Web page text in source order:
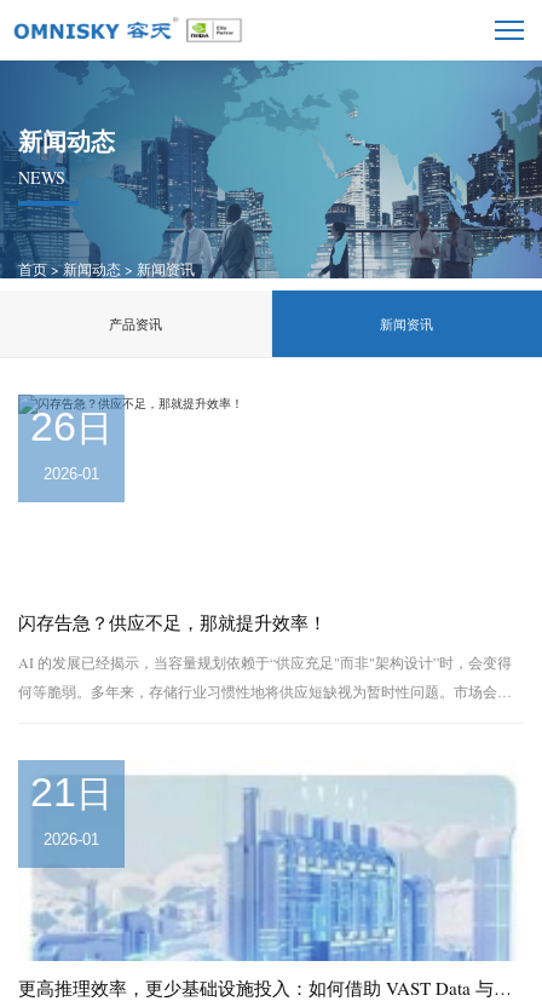
新闻动态
NEWS
首页>新闻动态> 新闻资讯
产品资讯 新闻资讯
26 日
2026-01
闪存告急？供应不足，那就提升效率！
AI 的发展已经揭示，当容量规划依赖于“供应充足"而非"架构设计”时，会变得
何等脆弱。多年来，存储行业习惯性地将供应短缺视为暂时性问题。市场会经
21 日
2026-01
更高推理效率，更少基础设施投入：如何借助 VAST Data 与英伟达实现突破性效能？